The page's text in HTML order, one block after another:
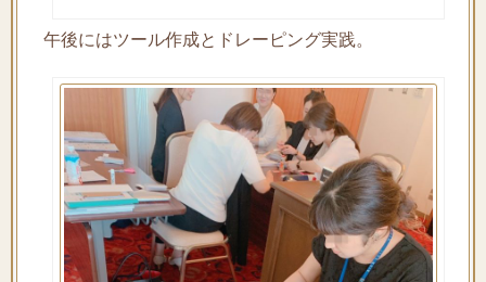
午後にはツール作成とドレーピング実践。